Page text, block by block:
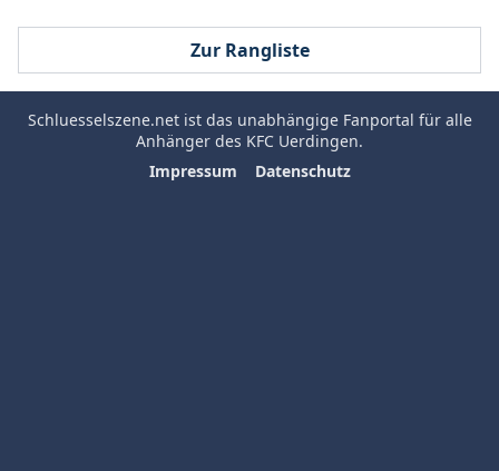
Zur Rangliste
Schluesselszene.netist das unabhängige Fanportal für alle
Anhänger des KFC Uerdingen.
Impressum
Datenschutz